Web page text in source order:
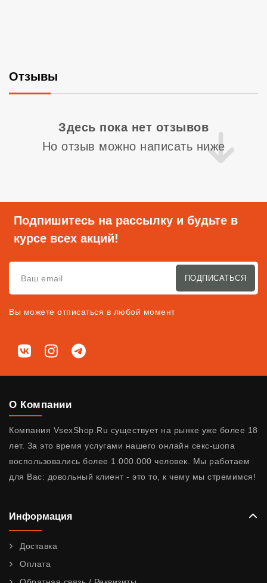
Отзывы
Здесь пока нет отзывов
Но отзыв можно написать ниже
Подпишитесь на рассылку и будьте в
курсе всех акций!
ПОДПИСАТЬСЯ
Вы можете отписаться в любой момент
Мы в соц. сетях
ВКонтактеInstagramTelegram
О Компании
Компания VsexShop.Ru существует на рынке уже более 18
лет. За это время услугами нашего онлайн секс-шопа
воспользовались более 1.000.000 человек. Мы работаем
для Вас: довольный клиент - это то, к чему мы стремимся!
Информация
Доставка
Оплата